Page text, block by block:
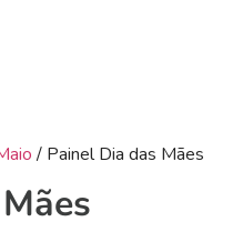
/ Painel Dia das Mães